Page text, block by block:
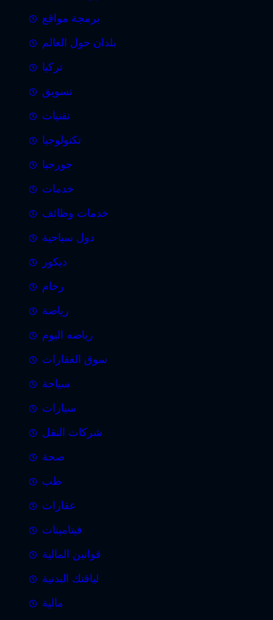
برمجة مواقع
بلدان حول العالم
تركيا
تسويق
تقنيات
تكنولوجيا
جورجيا
خدمات
خدمات وظائف
دول سياحية
ديكور
رخام
رياضة
رياضه اليوم
سوق العقارات
سياحة
سيارات
شركات النقل
صحة
طب
عقارات
فيتامينات
قوانين المالية
لياقتك البدنية
مالية